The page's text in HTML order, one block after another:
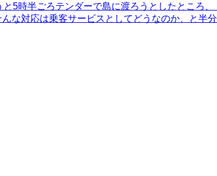
5時半ごろテンダーで島に渡ろうとしたところ
な対応は乗客サービスとしてどうなのか、と